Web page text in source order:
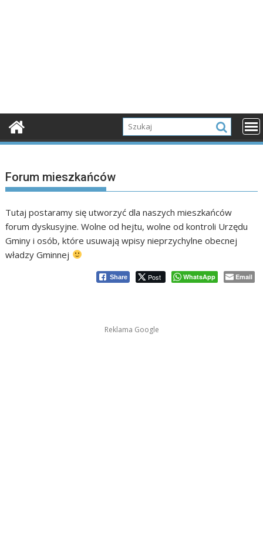
Forum mieszkańców
Tutaj postaramy się utworzyć dla naszych mieszkańców
forum dyskusyjne. Wolne od hejtu, wolne od kontroli Urzędu
Gminy i osób, które usuwają wpisy nieprzychylne obecnej
władzy Gminnej
Share Post WhatsApp Email
Reklama Google